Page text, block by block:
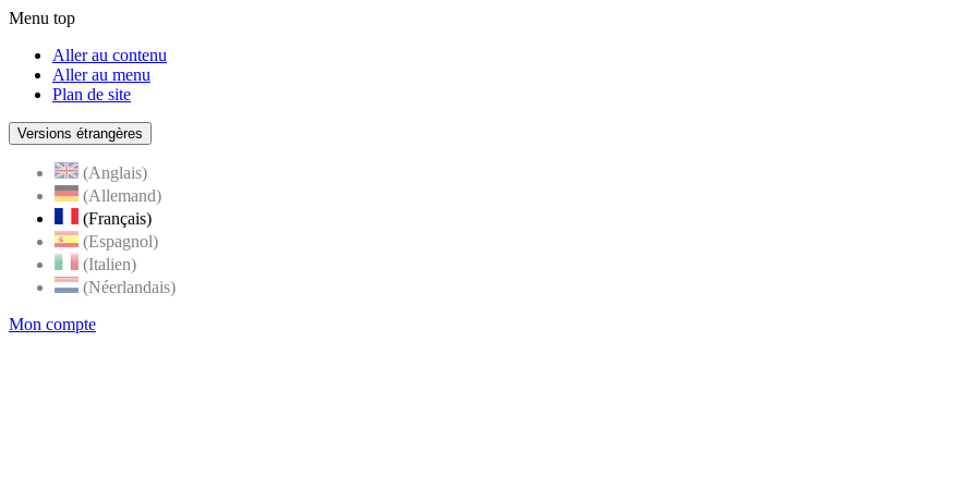
Menu top
Aller au contenu
Aller au menu
Plan de site
Versions étrangères
(Anglais)
(Allemand)
(Français)
(Espagnol)
(Italien)
(Néerlandais)
Mon compte